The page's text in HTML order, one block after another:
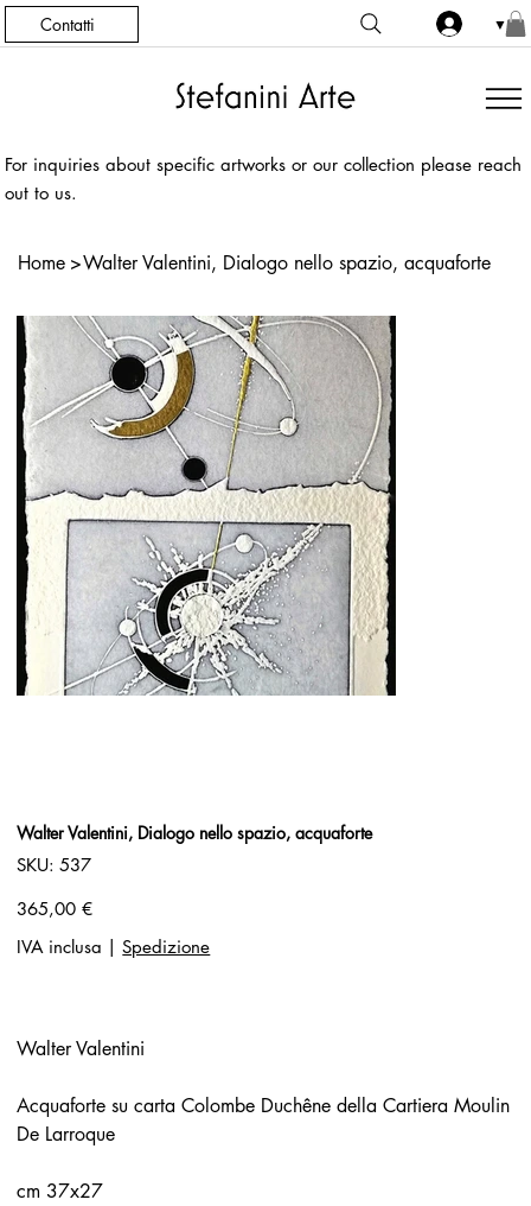
Contatti ▼
For inquiries about specific artworks or our collection please reach
out to us.
Home >Walter Valentini, Dialogo nello spazio, acquaforte
Walter Valentini, Dialogo nello spazio, acquaforte
SKU:
SKU
537
537
Prezzo
365,00 €
IVA inclusa
Spedizione
Walter Valentini
Acquaforte su carta Colombe Duchêne della Cartiera Moulin
De Larroque
cm 37x27